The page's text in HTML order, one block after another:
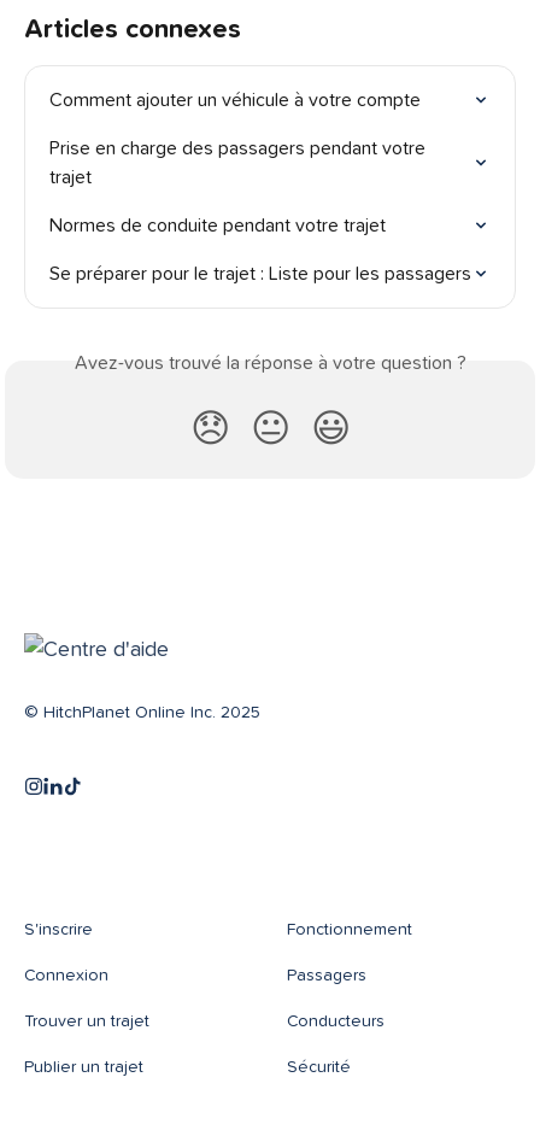
Articles connexes
Comment ajouter un véhicule à votre compte
Prise en charge des passagers pendant votre
trajet
Normes de conduite pendant votre trajet
Se préparer pour le trajet : Liste pour les passagers
Avez-vous trouvé la réponse à votre question ?
😞 😐 😃
© HitchPlanet Online Inc. 2025
S'inscrire
Connexion
Trouver un trajet
Publier un trajet
Fonctionnement
Passagers
Conducteurs
Sécurité